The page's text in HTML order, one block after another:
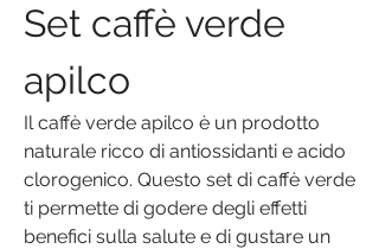
Set caffè verde
apilco
Il caffè verde apilco è un prodotto
naturale ricco di antiossidanti e acido
clorogenico. Questo set di caffè verde
ti permette di godere degli effetti
benefici sulla salute e di gustare un